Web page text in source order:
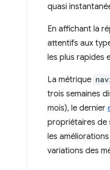
quasi
En affichant la
attentifs aux
les plus rapides
La métrique
trois semaines
mois), le dernier
propriétaires de
les
variations des